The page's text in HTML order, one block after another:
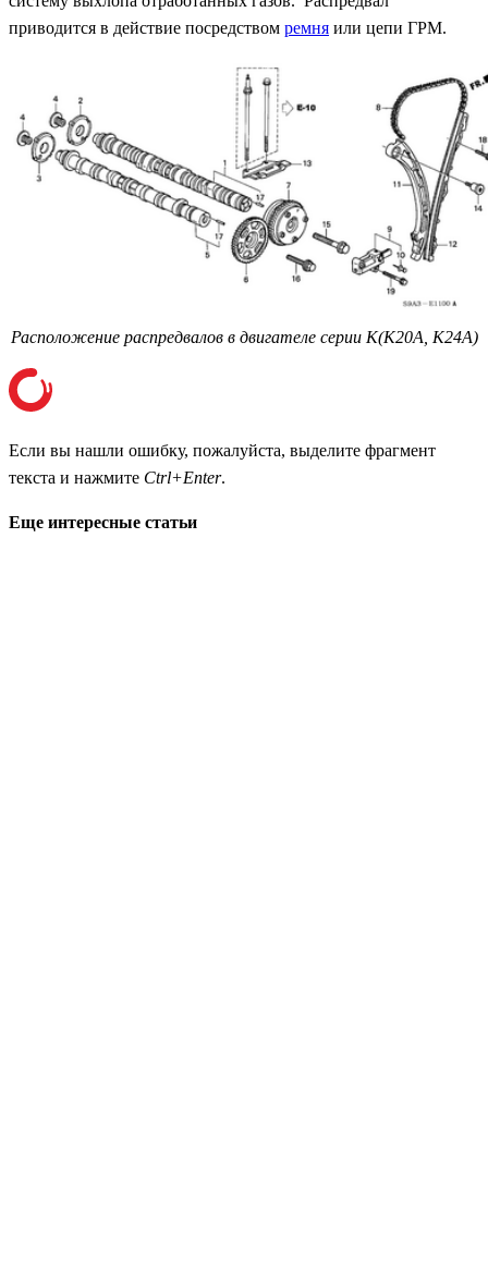
приводится в действие посредством ремня или цепи ГРМ.
Расположение распредвалов в двигателе серии K(K20A, K24A)
Если вы нашли ошибку, пожалуйста, выделите фрагмент
текста и нажмите Ctrl+Enter.
Еще интересные статьи